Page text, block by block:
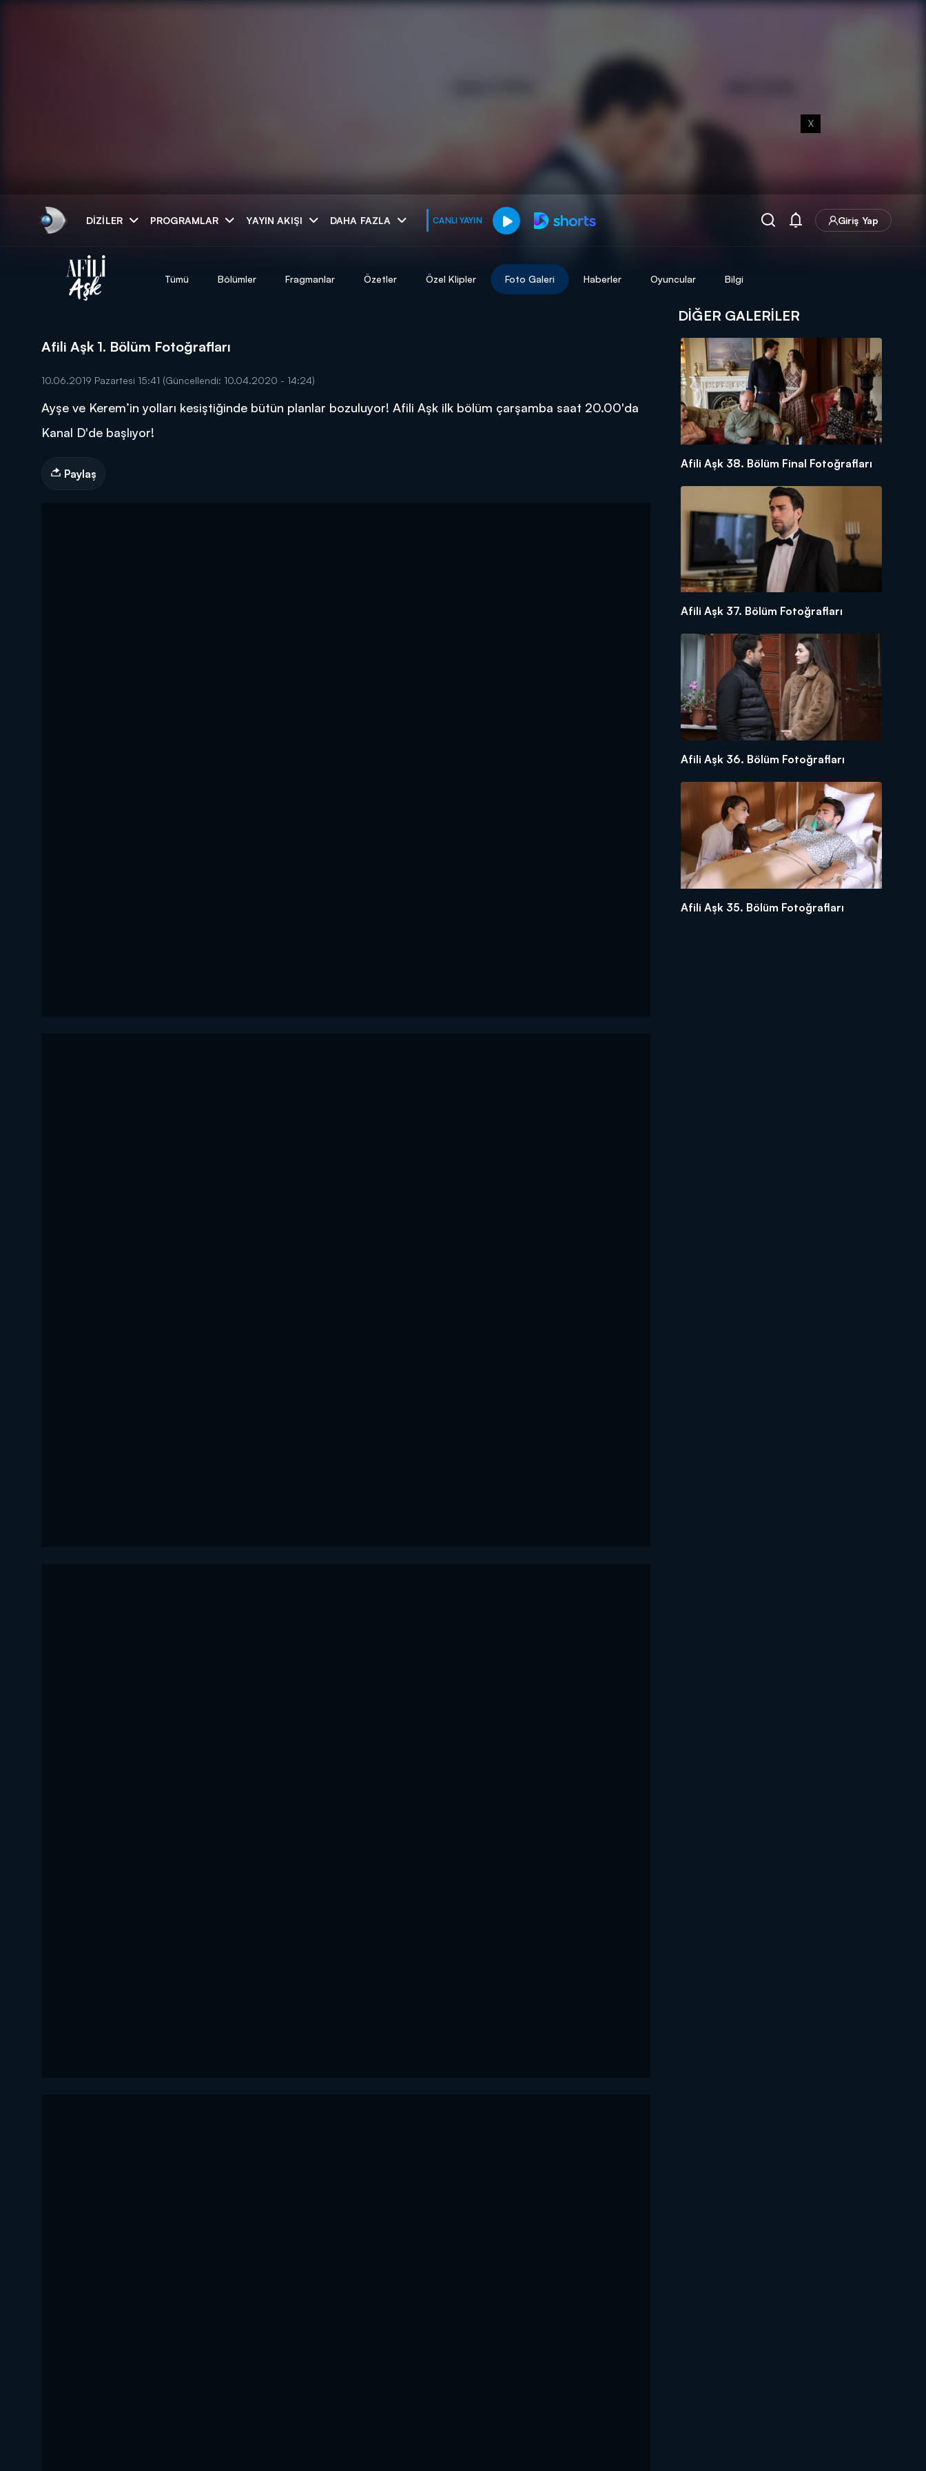
X
DIZILER PROGRAMLAR YAYIN AKIŞI DAHA FAZLA CANLI YAYIN Giriş Yap
muhteşem ikili
DİĞER SONUÇLAR
Tümü Bölümler Fragmanlar Özetler Özel Klipler Foto Galeri Haberler Oyuncular Bilgi
Afili Aşk 1. Bölüm Fotoğrafları
10.06.2019 Pazartesi 15:41 (Güncellendi: 10.04.2020 - 14:24)
Ayşe ve Kerem’in yolları kesiştiğinde bütün planlar bozuluyor! Afili Aşk ilk bölüm çarşamba saat 20.00'da
Kanal D'de başlıyor!
Paylaş
DİĞER GALERİLER
Afili Aşk 38. Bölüm Final Fotoğrafları
Afili Aşk 37. Bölüm Fotoğrafları
Afili Aşk 36. Bölüm Fotoğrafları
Afili Aşk 35. Bölüm Fotoğrafları